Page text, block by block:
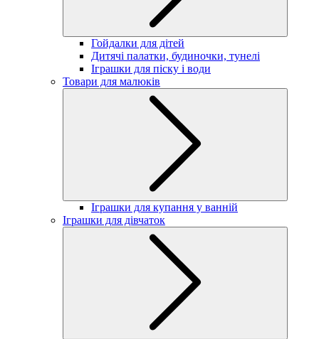
Гойдалки для дітей
Дитячі палатки, будиночки, тунелі
Іграшки для піску і води
Товари для малюків
Іграшки для купання у ванній
Іграшки для дівчаток